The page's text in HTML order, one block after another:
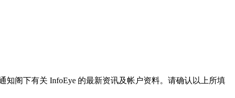
知阁下有关 InfoEye 的最新资讯及帐户资料。请确认以上所填